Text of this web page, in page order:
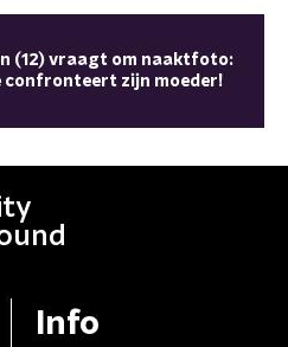
(12) vraagt om naaktfoto:
confronteert zijn moeder!
Info